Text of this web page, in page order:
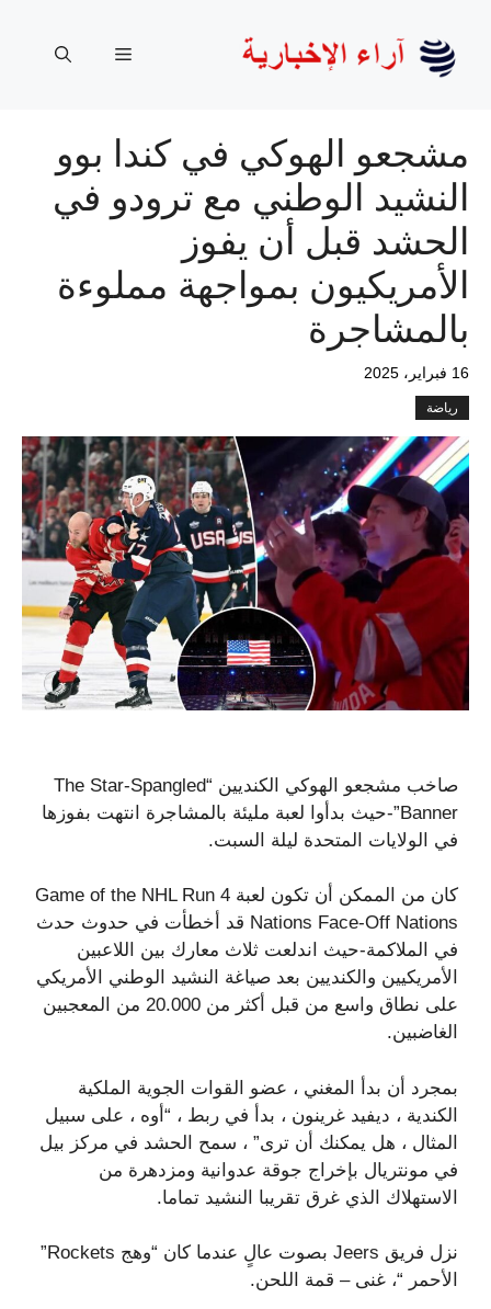
المحتوى
القائمة
مشجعو الهوكي في كندا بوو
النشيد الوطني مع ترودو في
الحشد قبل أن يفوز
الأمريكيون بمواجهة مملوءة
بالمشاجرة
16 فبراير، 2025
رياضة
صاخب مشجعو الهوكي الكنديين “The Star-Spangled
Banner”-حيث بدأوا لعبة مليئة بالمشاجرة انتهت بفوزها
في الولايات المتحدة ليلة السبت.
كان من الممكن أن تكون لعبة Game of the NHL Run 4
Nations Face-Off Nations قد أخطأت في حدوث حدث
في الملاكمة-حيث اندلعت ثلاث معارك بين اللاعبين
الأمريكيين والكنديين بعد صياغة النشيد الوطني الأمريكي
على نطاق واسع من قبل أكثر من 20.000 من المعجبين
الغاضبين.
بمجرد أن بدأ المغني ، عضو القوات الجوية الملكية
الكندية ، ديفيد غرينون ، بدأ في ربط ، “أوه ، على سبيل
المثال ، هل يمكنك أن ترى” ، سمح الحشد في مركز بيل
في مونتريال بإخراج جوقة عدوانية ومزدهرة من
الاستهلاك الذي غرق تقريبا النشيد تماما.
نزل فريق Jeers بصوت عالٍ عندما كان “وهج Rockets”
الأحمر “، غنى – قمة اللحن.